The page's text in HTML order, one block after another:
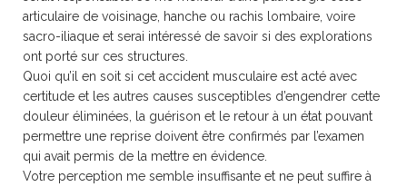
articulaire de voisinage, hanche ou rachis lombaire, voire
sacro-iliaque et serai intéressé de savoir si des explorations
ont porté sur ces structures.
Quoi qu’il en soit si cet accident musculaire est acté avec
certitude et les autres causes susceptibles d’engendrer cette
douleur éliminées, la guérison et le retour à un état pouvant
permettre une reprise doivent être confirmés par l’examen
qui avait permis de la mettre en évidence.
Votre perception me semble insuffisante et ne peut suffire à